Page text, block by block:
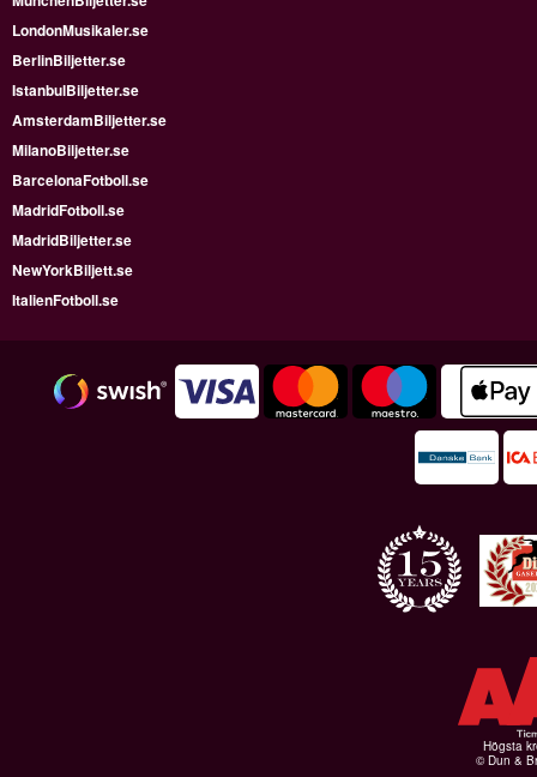
LondonMusikaler.se
BerlinBiljetter.se
IstanbulBiljetter.se
AmsterdamBiljetter.se
MilanoBiljetter.se
BarcelonaFotboll.se
MadridFotboll.se
MadridBiljetter.se
NewYorkBiljett.se
ItalienFotboll.se
Högsta
© Dun &